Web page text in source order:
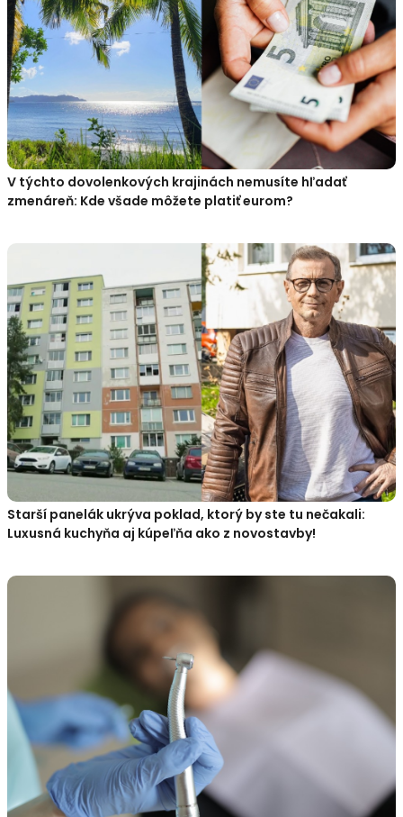
V týchto dovolenkových krajinách nemusíte hľadať
zmenáreň: Kde všade môžete platiť eurom?
Starší panelák ukrýva poklad, ktorý by ste tu nečakali:
Luxusná kuchyňa aj kúpeľňa ako z novostavby!